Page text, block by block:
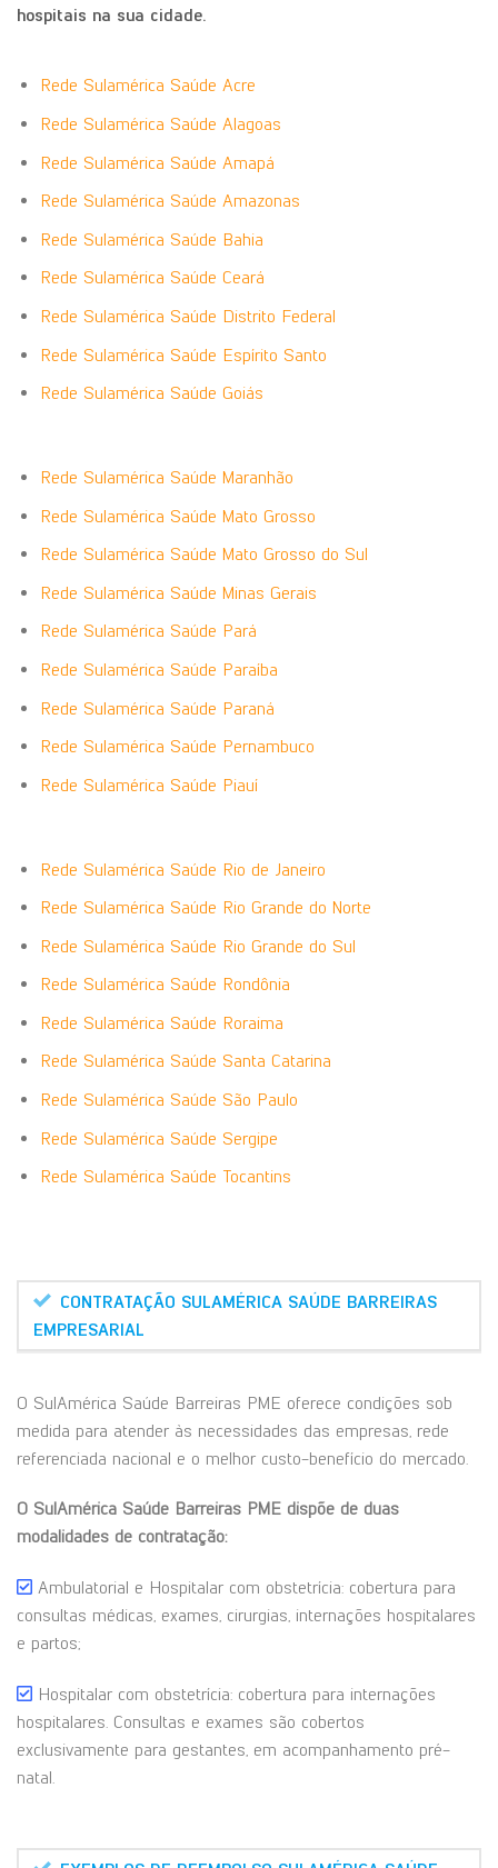
hospitais na sua cidade.
Rede Sulamérica Saúde Acre
Rede Sulamérica Saúde Alagoas
Rede Sulamérica Saúde Amapá
Rede Sulamérica Saúde Amazonas
Rede Sulamérica Saúde Bahia
Rede Sulamérica Saúde Ceará
Rede Sulamérica Saúde Distrito Federal
Rede Sulamérica Saúde Espírito Santo
Rede Sulamérica Saúde Goiás
Rede Sulamérica Saúde Maranhão
Rede Sulamérica Saúde Mato Grosso
Rede Sulamérica Saúde Mato Grosso do Sul
Rede Sulamérica Saúde Minas Gerais
Rede Sulamérica Saúde Pará
Rede Sulamérica Saúde Paraíba
Rede Sulamérica Saúde Paraná
Rede Sulamérica Saúde Pernambuco
Rede Sulamérica Saúde Piauí
Rede Sulamérica Saúde Rio de Janeiro
Rede Sulamérica Saúde Rio Grande do Norte
Rede Sulamérica Saúde Rio Grande do Sul
Rede Sulamérica Saúde Rondônia
Rede Sulamérica Saúde Roraima
Rede Sulamérica Saúde Santa Catarina
Rede Sulamérica Saúde São Paulo
Rede Sulamérica Saúde Sergipe
Rede Sulamérica Saúde Tocantins
CONTRATAÇÃO SULAMÉRICA SAÚDE BARREIRAS
EMPRESARIAL
O SulAmérica Saúde Barreiras PME oferece condições sob
medida para atender às necessidades das empresas, rede
referenciada nacional e o melhor custo-benefício do mercado.
O SulAmérica Saúde Barreiras PME dispõe de duas
modalidades de contratação:
Ambulatorial e Hospitalar com obstetrícia: cobertura para
consultas médicas, exames, cirurgias, internações hospitalares
e partos;
Hospitalar com obstetrícia: cobertura para internações
hospitalares. Consultas e exames são cobertos
exclusivamente para gestantes, em acompanhamento pré-
natal.